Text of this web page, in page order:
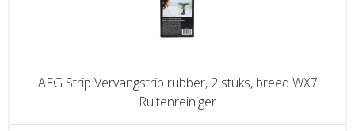
AEG Strip Vervangstrip rubber, 2 stuks, breed WX7
Ruitenreiniger